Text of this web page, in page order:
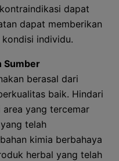
dapat
dapat memberikan
individu.
Sumber
berasal dari
baik. Hindari
area yang tercemar
telah
kimia berbahaya
herbal yang telah